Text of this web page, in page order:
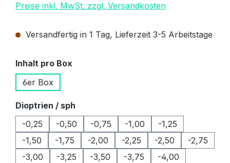
Preise inkl. MwSt. zzgl. Versandkosten
Versandfertig in 1 Tag, Lieferzeit 3-5 Arbeitstage
Inhalt pro Box
6er Box
Dioptrien / sph
-0,25
-0,50 -0,75 -1,00
-1,25
-1,50
-1,75 -2,00 -2,25 -2,50
-2,75
-3,00
-3,25 -3,50 -3,75
-4,00